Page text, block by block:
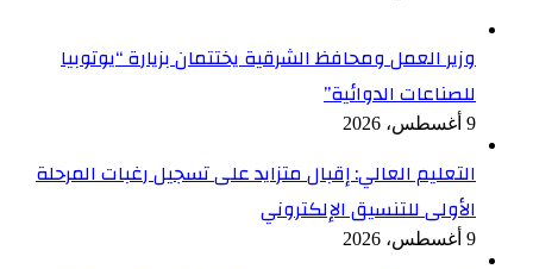
وزير العمل ومحافظ الشرقية يختتمان بزيارة “يوتوبيا
للصناعات الدوائية”
9 أغسطس، 2026
التعليم العالي: إقبال متزايد على تسجيل رغبات المرحلة
الأولى للتنسيق الإلكتروني
9 أغسطس، 2026